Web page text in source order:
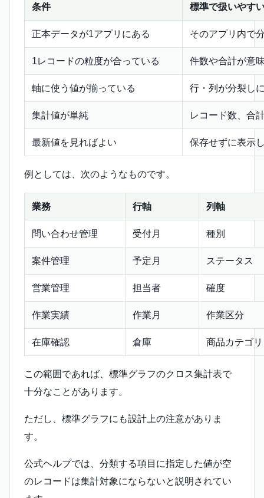
条件 標準で扱いやす
正本データが1アプリにある そのアプリ内で
1レコードの粒度が合っている 件数や合計が意
軸に使う値が揃っている 行・列が分裂し
集計値が単純 レコード数、合
最新値を見ればよい 保存せずに表示
例としては、次のようなものです。
業務 行軸 列軸
問い合わせ管理 受付月 種別
案件管理 予定月 ステータス
営業管理 担当者 確度
作業実績 作業月 作業区分
在庫確認 倉庫 商品カテゴリ
この範囲であれば、標準グラフのクロス集計表で
十分なことがあります。
ただし、標準グラフにも設計上の注意がありま
す。
公式ヘルプでは、分類する項目に指定した値が空
のレコードは集計対象にならないと説明されてい